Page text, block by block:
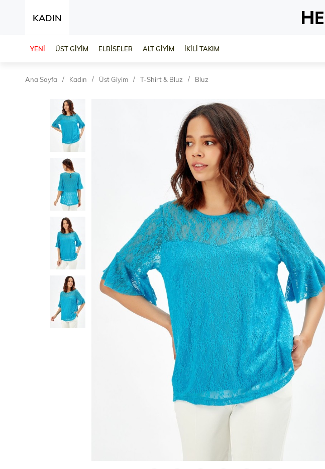
KADIN
YENİ ÜST GİYİM ELBİSELER ALT GİYİM İKİLİ TAKIM
Ana Sayfa Kadın Üst Giyim T-Shirt & Bluz Bluz